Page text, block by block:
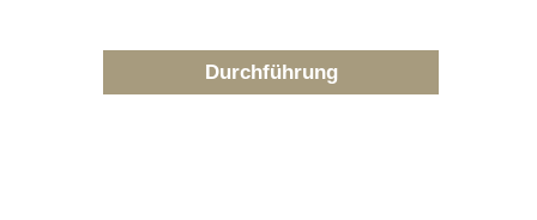
Durchführung